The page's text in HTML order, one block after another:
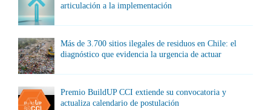
articulación a la implementación
Más de 3.700 sitios ilegales de residuos en Chile: el
diagnóstico que evidencia la urgencia de actuar
Premio BuildUP CCI extiende su convocatoria y
actualiza calendario de postulación